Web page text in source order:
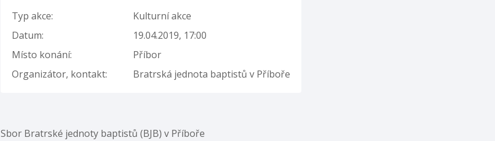
Typ akce:
Kulturní akce
Datum:
19.04.2019, 17:00
Místo konání:
Příbor
Organizátor, kontakt:
Bratrská jednota baptistů v Příboře
Sbor Bratrské jednoty baptistů (BJB) v Příboře